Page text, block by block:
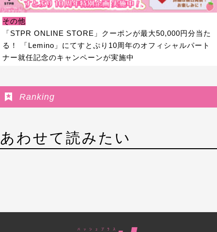
その他
「STPR ONLINE STORE」クーポンが最大50,000円分当た
る！ 「Lemino」にてすとぷり10周年のオフィシャルパート
ナー就任記念のキャンペーンが実施中
Ranking
あわせて読みたい